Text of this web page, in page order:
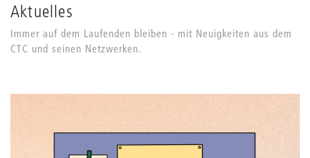
Aktuelles
Immer auf dem Laufenden bleiben - mit Neuigkeiten aus dem
CTC und seinen Netzwerken.